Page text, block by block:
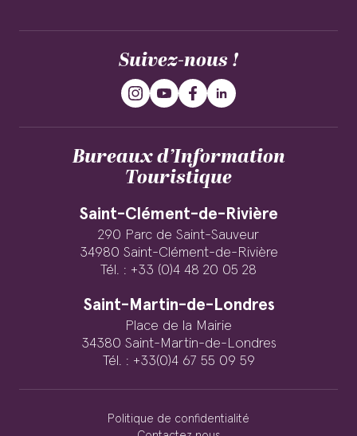
Suivez-nous !
Bureaux d’Information
Touristique
Saint-Clément-de-Rivière
290 Parc de Saint-Sauveur
34980 Saint-Clément-de-Rivière
Tél. : +33 (0)4 48 20 05 28
Saint-Martin-de-Londres
Place de la Mairie
34380 Saint-Martin-de-Londres
Tél. : +33(0)4 67 55 09 59
Politique de confidentialité